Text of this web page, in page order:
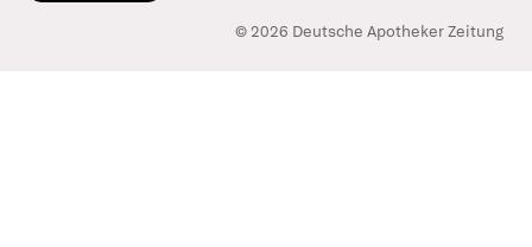
© 2026 Deutsche Apotheker Zeitung